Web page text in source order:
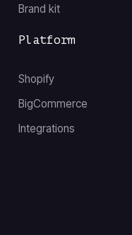
Brand kit
Platform
Shopify
BigCommerce
Integrations